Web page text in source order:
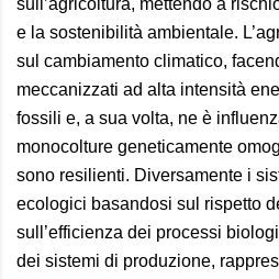
sull’agricoltura, mettendo a
e la sostenibilità ambientale.
sul cambiamento climatico,
meccanizzati ad alta intensità
fossili e, a sua volta, ne è
monocolture geneticamente
sono resilienti. Diversamente i
ecologici basandosi sul rispetto
sull’efficienza dei processi
dei sistemi di produzione,